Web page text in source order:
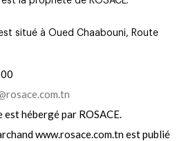
situé à Oued Chaabouni, Route
est hébergé par ROSACE.
www.rosace.com.tn est publié